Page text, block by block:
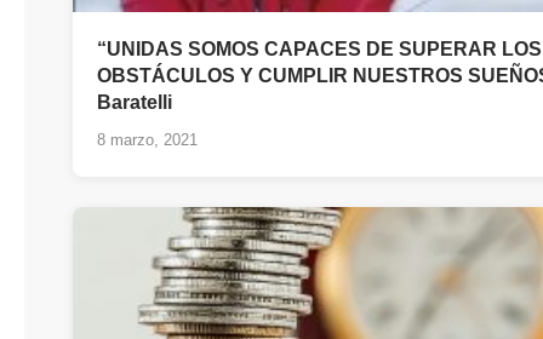
“UNIDAS SOMOS CAPACES DE SUPERAR LOS
OBSTÁCULOS Y CUMPLIR NUESTROS
Baratelli
8 marzo, 2021